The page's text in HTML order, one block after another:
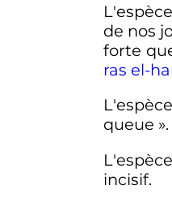
L'espèce
de nos
forte
ras el-
L'espèce
queue ».
L'espèce
incisif.